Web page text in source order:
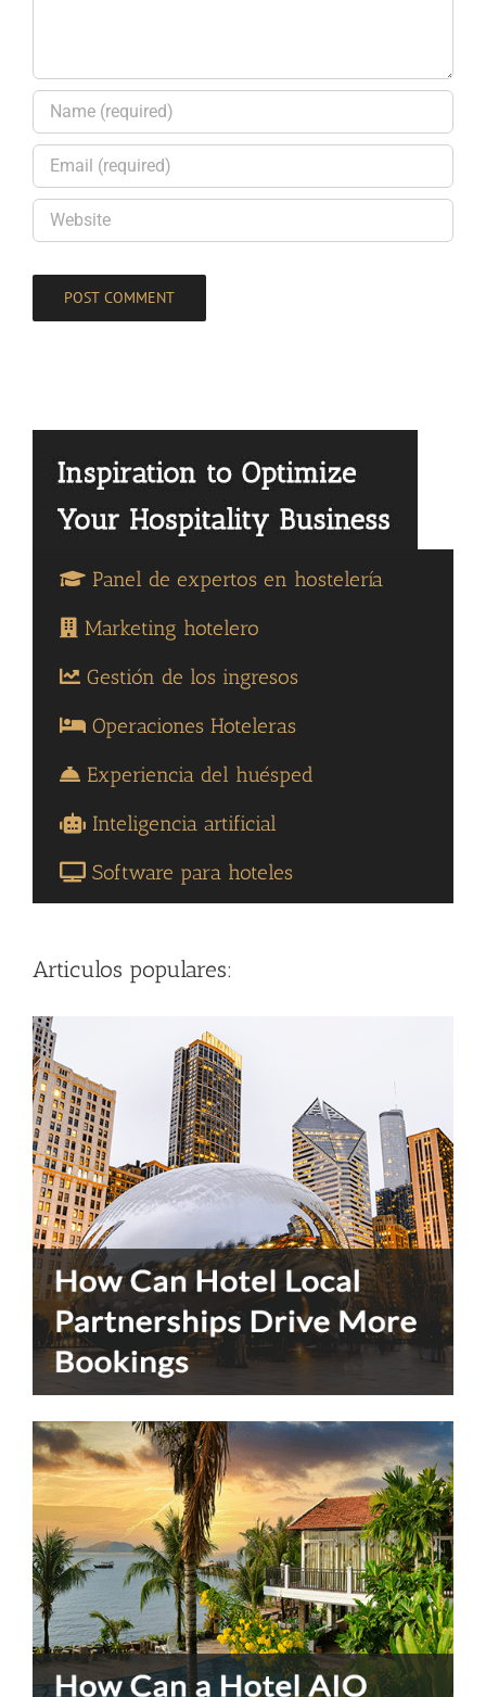
Panel de expertos en hostelería
Marketing hotelero
Gestión de los ingresos
Operaciones Hoteleras
Experiencia del huésped
Inteligencia artificial
Software para hoteles
Articulos populares: